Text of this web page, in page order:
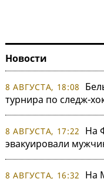
Новости
8 АВГУСТА, 18:08
турнира по следж-
8 АВГУСТА, 17:22
На
эвакуировали
8 АВГУСТА, 16:32
На